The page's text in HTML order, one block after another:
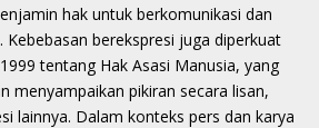
hak untuk berkomunikasi dan
berekspresi juga diperkuat
tentang Hak Asasi Manusia, yang
menyampaikan pikiran secara lisan,
lainnya. Dalam konteks pers dan karya